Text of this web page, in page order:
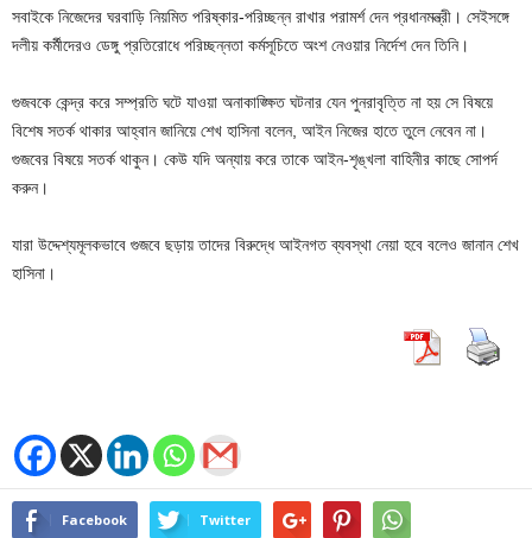
সবাইকে নিজেদের ঘরবাড়ি নিয়মিত পরিষ্কার-পরিচ্ছন্ন রাখার পরামর্শ দেন প্রধানমন্ত্রী। সেইসঙ্গে
দলীয় কর্মীদেরও ডেঙ্গু প্রতিরোধে পরিচ্ছন্নতা কর্মসূচিতে অংশ নেওয়ার নির্দেশ দেন তিনি।
গুজবকে কেন্দ্র করে সম্প্রতি ঘটে যাওয়া অনাকাঙ্ক্ষিত ঘটনার যেন পুনরাবৃত্তি না হয় সে বিষয়ে
বিশেষ সতর্ক থাকার আহ্বান জানিয়ে শেখ হাসিনা বলেন, আইন নিজের হাতে তুলে নেবেন না।
গুজবের বিষয়ে সতর্ক থাকুন। কেউ যদি অন্যায় করে তাকে আইন-শৃঙ্খলা বাহিনীর কাছে সোপর্দ
করুন।
যারা উদ্দেশ্যমূলকভাবে গুজবে ছড়ায় তাদের বিরুদ্ধে আইনগত ব্যবস্থা নেয়া হবে বলেও জানান শেখ
হাসিনা।
Facebook Twitter